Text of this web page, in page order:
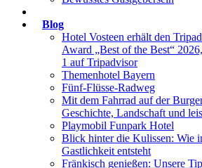
Blog
Hotel Vosteen erhält den
Award „Best of the Best“
1 auf Tripadvisor
Themenhotel Bayern
Fünf-Flüsse-Radweg
Mit dem Fahrrad auf der
Geschichte, Landschaft und
Playmobil Funpark Hotel
Blick hinter die Kulissen: Wie
Gastlichkeit entsteht
Fränkisch genießen: Unsere